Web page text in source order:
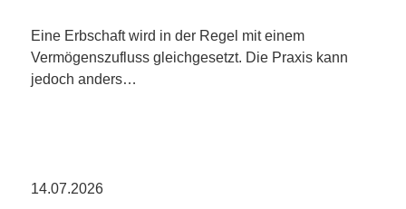
Eine Erbschaft wird in der Regel mit einem
Vermögenszufluss gleichgesetzt. Die Praxis kann
jedoch anders…
14.07.2026